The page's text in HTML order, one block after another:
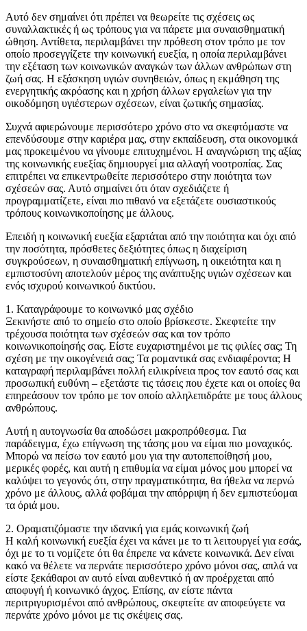
Αυτό δεν σημαίνει ότι πρέπει να θεωρείτε τις σχέσεις ως
συναλλακτικές ή ως τρόπους για να πάρετε μια συναισθηματική
ώθηση. Αντίθετα, περιλαμβάνει την πρόθεση στον τρόπο με τον
οποίο προσεγγίζετε την κοινωνική ευεξία, η οποία περιλαμβάνει
την εξέταση των κοινωνικών αναγκών των άλλων ανθρώπων στη
ζωή σας. Η εξάσκηση υγιών συνηθειών, όπως η εκμάθηση της
ενεργητικής ακρόασης και η χρήση άλλων εργαλείων για την
οικοδόμηση υγιέστερων σχέσεων, είναι ζωτικής σημασίας.
Συχνά αφιερώνουμε περισσότερο χρόνο στο να σκεφτόμαστε να
επενδύσουμε στην καριέρα μας, στην εκπαίδευση, στα οικονομικά
μας προκειμένου να γίνουμε επιτυχημένοι. Η αναγνώριση της αξίας
της κοινωνικής ευεξίας δημιουργεί μια αλλαγή νοοτροπίας. Σας
επιτρέπει να επικεντρωθείτε περισσότερο στην ποιότητα των
σχέσεών σας. Αυτό σημαίνει ότι όταν σχεδιάζετε ή
προγραμματίζετε, είναι πιο πιθανό να εξετάζετε ουσιαστικούς
τρόπους κοινωνικοποίησης με άλλους.
Επειδή η κοινωνική ευεξία εξαρτάται από την ποιότητα και όχι από
την ποσότητα, πρόσθετες δεξιότητες όπως η διαχείριση
συγκρούσεων, η συναισθηματική επίγνωση, η οικειότητα και η
εμπιστοσύνη αποτελούν μέρος της ανάπτυξης υγιών σχέσεων και
ενός ισχυρού κοινωνικού δικτύου.
1. Καταγράφουμε το κοινωνικό μας σχέδιο
Ξεκινήστε από το σημείο στο οποίο βρίσκεστε. Σκεφτείτε την
τρέχουσα ποιότητα των σχέσεών σας και τον τρόπο
κοινωνικοποίησής σας. Είστε ευχαριστημένοι με τις φιλίες σας; Τη
σχέση με την οικογένειά σας; Τα ρομαντικά σας ενδιαφέροντα; Η
καταγραφή περιλαμβάνει πολλή ειλικρίνεια προς τον εαυτό σας και
προσωπική ευθύνη – εξετάστε τις τάσεις που έχετε και οι οποίες θα
επηρεάσουν τον τρόπο με τον οποίο αλληλεπιδράτε με τους άλλους
ανθρώπους.
Αυτή η αυτογνωσία θα αποδώσει μακροπρόθεσμα. Για
παράδειγμα, έχω επίγνωση της τάσης μου να είμαι πιο μοναχικός.
Μπορώ να πείσω τον εαυτό μου για την αυτοπεποίθησή μου,
μερικές φορές, και αυτή η επιθυμία να είμαι μόνος μου μπορεί να
καλύψει το γεγονός ότι, στην πραγματικότητα, θα ήθελα να περνώ
χρόνο με άλλους, αλλά φοβάμαι την απόρριψη ή δεν εμπιστεύομαι
τα όριά μου.
2. Οραματιζόμαστε την ιδανική για εμάς κοινωνική ζωή
Η καλή κοινωνική ευεξία έχει να κάνει με το τι λειτουργεί για εσάς,
όχι με το τι νομίζετε ότι θα έπρεπε να κάνετε κοινωνικά. Δεν είναι
κακό να θέλετε να περνάτε περισσότερο χρόνο μόνοι σας, απλά να
είστε ξεκάθαροι αν αυτό είναι αυθεντικό ή αν προέρχεται από
αποφυγή ή κοινωνικό άγχος. Επίσης, αν είστε πάντα
περιτριγυρισμένοι από ανθρώπους, σκεφτείτε αν αποφεύγετε να
περνάτε χρόνο μόνοι με τις σκέψεις σας.